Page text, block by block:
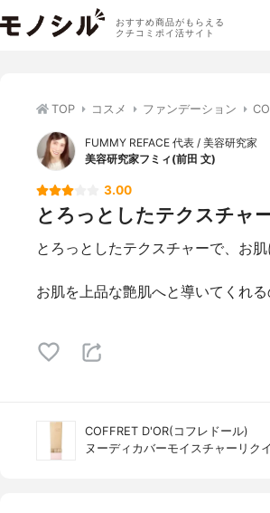
おすすめ商品がもらえる
クチコミポイ活サイト
TOP コスメ ファンデーション
FUMMY REFACE 代表 / 美容研究家
美容研究家フミィ(前田 文)
3.00
とろっとしたテクスチャ
とろっとしたテクスチャーで、お
お肌を上品な艶肌へと導いてくれ
COFFRET D'OR(コフレドール)
ヌーディカバーモイスチャーリク